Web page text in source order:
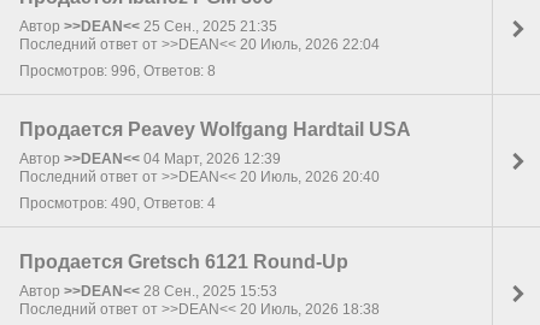
Автор >>DEAN<< 25 Сен., 2025 21:35
Последний ответ от >>DEAN<< 20 Июль, 2026 22:04
Просмотров: 996, Ответов: 8
Продается Peavey Wolfgang Hardtail USA
Автор >>DEAN<< 04 Март, 2026 12:39
Последний ответ от >>DEAN<< 20 Июль, 2026 20:40
Просмотров: 490, Ответов: 4
Продается Gretsch 6121 Round-Up
Автор >>DEAN<< 28 Сен., 2025 15:53
Последний ответ от >>DEAN<< 20 Июль, 2026 18:38